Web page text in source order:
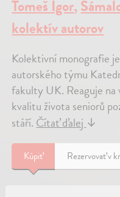
Tomeš Igor,
kolektív autorov
Kolektivní monografie
autorského týmu
fakulty UK. Reaguje na
kvalitu života seniorů
stáří.Čítať ďalej↓
Kúpiť Rezervovať v